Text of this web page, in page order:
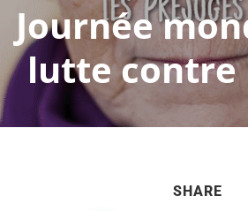
Journée
lutte contre
SHARE